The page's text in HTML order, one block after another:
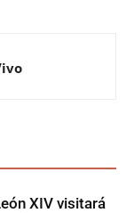
XIV visitará